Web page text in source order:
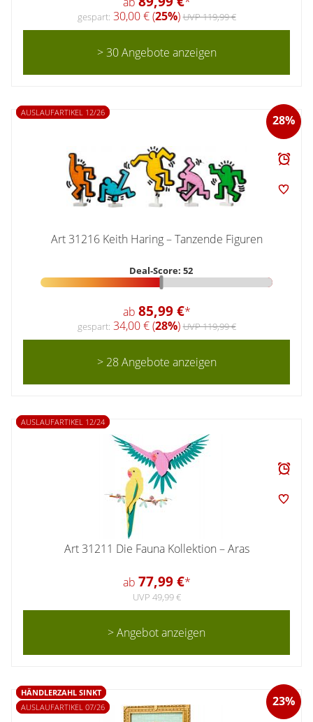
gespart: 30,00 € (25%)UVP 119,99 €
> 30 Angebote anzeigen
28%
AUSLAUFARTIKEL 12/26
Art 31216 Keith Haring – Tanzende Figuren
Deal-Score: 52
ab 85,99 €*
gespart: 34,00 € (28%)UVP 119,99 €
> 28 Angebote anzeigen
AUSLAUFARTIKEL 12/24
Art 31211 Die Fauna Kollektion – Aras
ab 77,99 €*
UVP 49,99 €
> Angebot anzeigen
23%
HÄNDLERZAHL SINKT
AUSLAUFARTIKEL 07/26